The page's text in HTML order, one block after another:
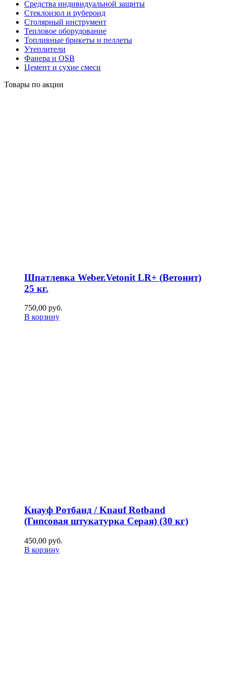
Средства индивидуальной защиты
Стеклоизол и рубероид
Столярный инструмент
Тепловое оборудование
Топливные брикеты и пеллеты
Утеплители
Фанера и OSB
Цемент и сухие смеси
Товары по акции
Шпатлевка Weber.Vetonit LR+ (Ветонит)
25 кг.
750,00 руб.
В корзину
Кнауф Ротбанд / Knauf Rotband
(Гипсовая штукатурка Серая) (30 кг)
450,00 руб.
В корзину